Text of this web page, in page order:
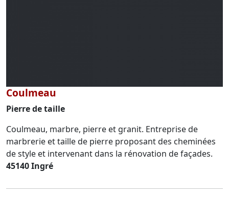
Coulmeau
Pierre de taille
Coulmeau, marbre, pierre et granit. Entreprise de
marbrerie et taille de pierre proposant des cheminées
de style et intervenant dans la rénovation de façades.
45140 Ingré